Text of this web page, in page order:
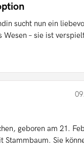
sucht nun ein
Wesen – sie ist
geboren am 21.
Sie